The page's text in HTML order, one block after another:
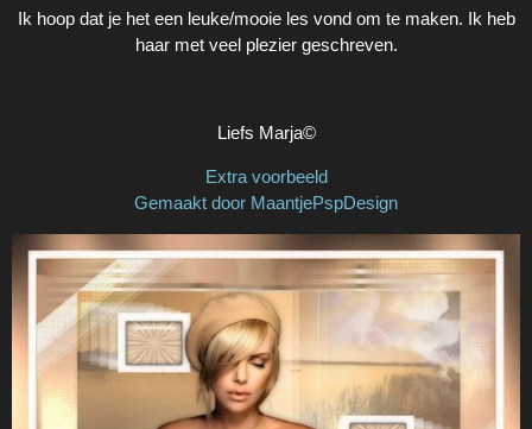
Ik hoop dat je het een leuke/mooie les vond om te maken. Ik heb
haar met veel plezier geschreven.
Liefs Marja©
Extra voorbeeld
Gemaakt door MaantjePspDesign